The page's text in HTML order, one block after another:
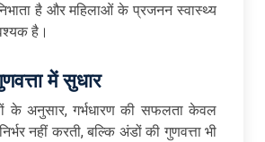
है और महिलाओं के प्रजनन स्वास्थ्य
है।
में सुधार
के अनुसार, गर्भधारण की सफलता केवल
नहीं करती, बल्कि अंडों की गुणवत्ता भी